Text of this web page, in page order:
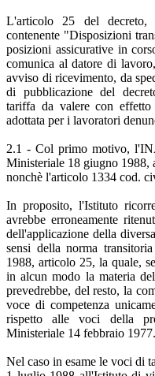
L'articolo 25 del decreto,
contenente "Disposizioni
posizioni assicurative in
comunica al datore di
avviso di ricevimento, da
di pubblicazione del
tariffa da valere con
adottata per i lavoratori
2.1 - Col primo motivo,
Ministeriale 18 giugno 1988,
nonchè l'articolo 1334 cod.
In proposito, l'Istituto
avrebbe erroneamente
dell'applicazione della
sensi della norma
1988, articolo 25, la quale,
in alcun modo la materia
prevedrebbe, del resto, la
voce di competenza
rispetto alle voci della
Ministeriale 14 febbraio 1977.
Nel caso in esame le voci di